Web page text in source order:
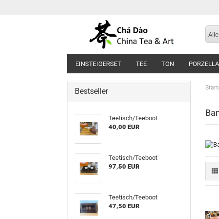
Alle
EINSTEIGERSET TEE TON
Bestseller
Teetisch/Teeboot
40,00 EUR
Teetisch/Teeboot
97,50 EUR
Teetisch/Teeboot
47,50 EUR